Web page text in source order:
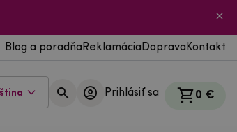
Blog a poradňa Reklamácia Doprava Kontakt
Prihlásiť sa 0 €